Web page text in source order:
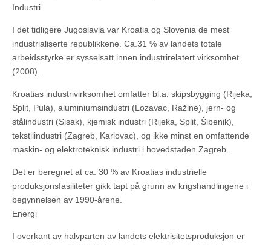
Industri
I det tidligere Jugoslavia var Kroatia og Slovenia de mest
industrialiserte republikkene. Ca.31 % av landets totale
arbeidsstyrke er sysselsatt innen industrirelatert virksomhet
(2008).
Kroatias industrivirksomhet omfatter bl.a. skipsbygging (Rijeka,
Split, Pula), aluminiumsindustri (Lozavac, Ražine), jern- og
stålindustri (Sisak), kjemisk industri (Rijeka, Split, Šibenik),
tekstilindustri (Zagreb, Karlovac), og ikke minst en omfattende
maskin- og elektroteknisk industri i hovedstaden Zagreb.
Det er beregnet at ca. 30 % av Kroatias industrielle
produksjonsfasiliteter gikk tapt på grunn av krigshandlingene i
begynnelsen av 1990-årene.
Energi
I overkant av halvparten av landets elektrisitetsproduksjon er